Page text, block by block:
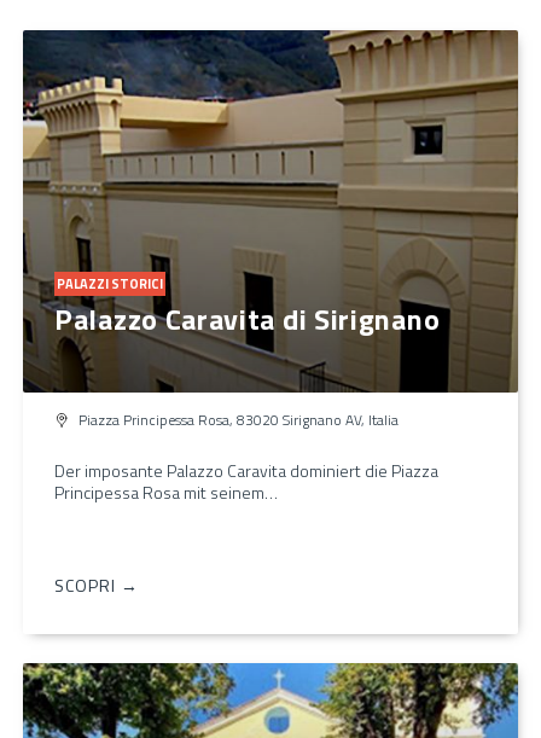
PALAZZI STORICI
Palazzo Caravita di Sirignano
Piazza Principessa Rosa, 83020 Sirignano AV, Italia
Der imposante Palazzo Caravita dominiert die Piazza
Principessa Rosa mit seinem…
SCOPRI →